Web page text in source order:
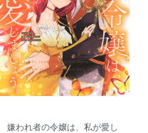
嫌われ者の令嬢は、私が愛し